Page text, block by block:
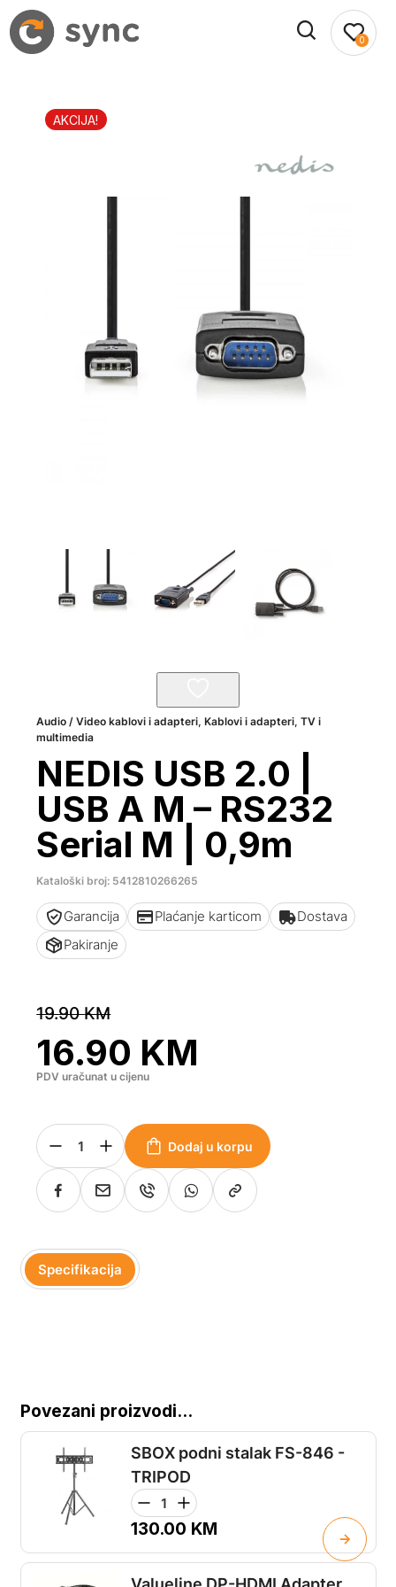
0
AKCIJA!
Audio / Video kablovi i adapteri,Kablovi i adapteri,TV i
multimedia
NEDIS USB 2.0 |
USB A M – RS232
Serial M | 0,9m
Kataloški broj: 5412810266265
Garancija Plaćanje karticom
Dostava
Pakiranje
19.90KM
16.90 KM
PDV uračunat u cijenu
Dodaj u korpu
Specifikacija
Povezani proizvodi...
SBOX podni stalak FS-846 -
TRIPOD
130.00 KM